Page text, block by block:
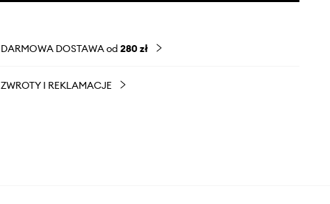
DARMOWA DOSTAWA od 280 zł
ZWROTY I REKLAMACJE